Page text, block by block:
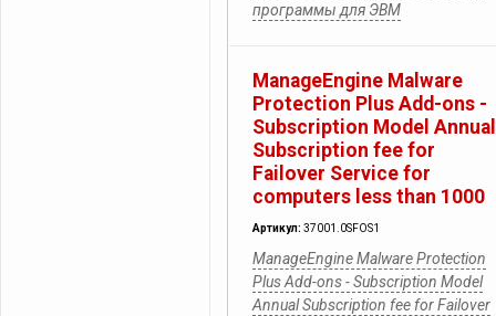
программы для ЭВМ
ManageEngine Malware
Protection Plus Add-ons -
Subscription Model Annual
Subscription fee for
Failover Service for
computers less than 1000
Артикул: 37001.0SFOS1
ManageEngine Malware Protection
Plus Add-ons - Subscription Model
Annual Subscription fee for Failover